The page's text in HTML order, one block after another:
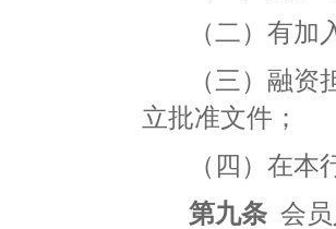
（二）有加
（三）融
立批准文件；
（四）在
第九条 会